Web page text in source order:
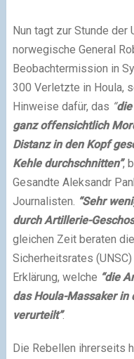
Nun tagt zur Stunde der
norwegische General
Beobachtermission in
300 Verletzte in Houla,
Hinweise dafür, das “die
ganz offensichtlich
Distanz in den Kopf
Kehle durchschnitten”,
Gesandte Aleksandr
Journalisten. “Sehr
durch Artillerie-
gleichen Zeit beraten
Sicherheitsrates
Erklärung, welche “die
das Houla-Massaker in
verurteilt”.
Die Rebellen ihrerseits